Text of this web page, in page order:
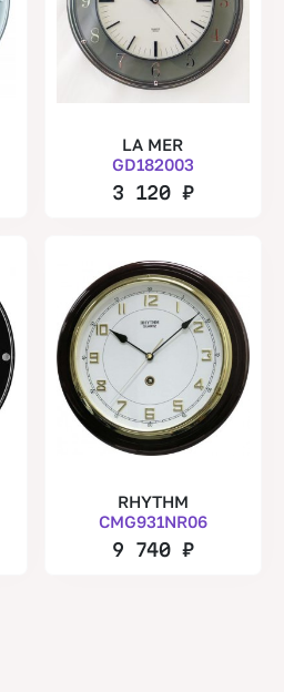
LA MER
GD182003
3 120₽
RHYTHM
CMG931NR06
9 740₽